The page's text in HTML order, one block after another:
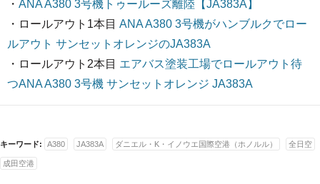
・ ANA A380 3号機トゥールーズ離陸【JA383A】
・ロールアウト1本目 ANA A380 3号機がハンブルクでロー
ルアウト サンセットオレンジのJA383A
・ロールアウト2本目 エアバス塗装工場でロールアウト待
つANA A380 3号機 サンセットオレンジ JA383A
キーワード: A380 JA383A ダニエル・K・イノウエ国際空港（ホノルル） 全日空
成田空港